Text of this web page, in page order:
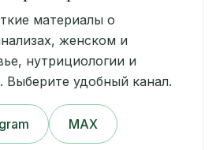
материалы о
женском и
нутрициологии и
Выберите удобный канал.
MAX